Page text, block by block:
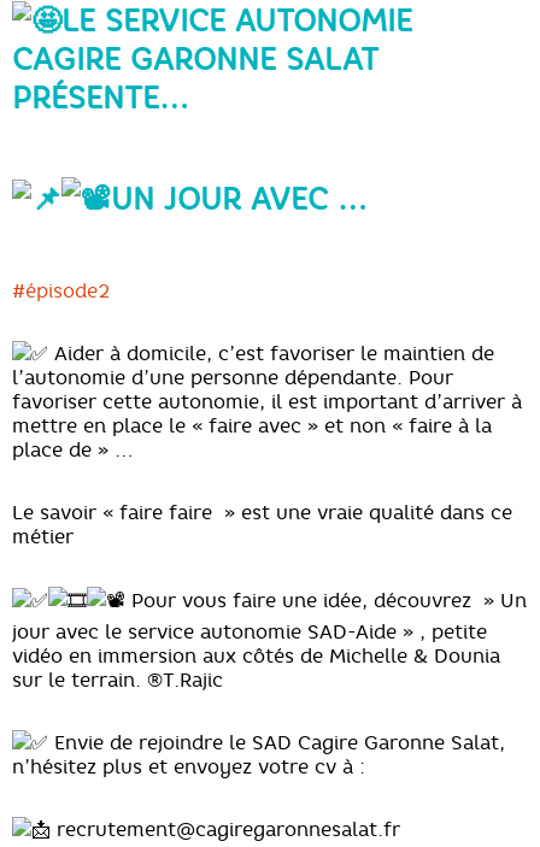
LE SERVICE AUTONOMIE
CAGIRE GARONNE SALAT
PRÉSENTE…
UN JOUR AVEC …
#épisode2
Aider à domicile, c’est favoriser le maintien de
l’autonomie d’une personne dépendante. Pour
favoriser cette autonomie, il est important d’arriver à
mettre en place le « faire avec » et non « faire à la
place de » …
Le savoir « faire faire » est une vraie qualité dans ce
métier
Pour vous faire une idée, découvrez » Un
jour avec le service autonomie SAD-Aide » , petite
vidéo en immersion aux côtés de Michelle & Dounia
sur le terrain. ®T.Rajic
Envie de rejoindre le SAD Cagire Garonne Salat,
n’hésitez plus et envoyez votre cv à :
recrutement@cagiregaronnesalat.fr